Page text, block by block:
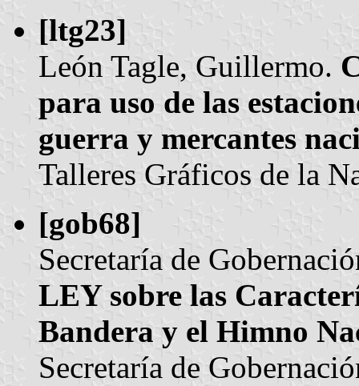
[ltg23]
León Tagle, Guillermo.
para uso de las
guerra y mercantes
Talleres Gráficos de la
[gob68]
Secretaría de
LEY sobre las
Bandera y el Himno
Secretaría de